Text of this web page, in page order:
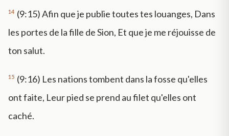
14 (9:15) Afin que je publie toutes tes louanges, Dans
les portes de la fille de Sion, Et que je me réjouisse de
ton salut.
15 (9:16) Les nations tombent dans la fosse qu'elles
ont faite, Leur pied se prend au filet qu'elles ont
caché.